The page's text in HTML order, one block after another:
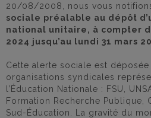
20/08/2008, nous vous
sociale préalable au dépôt
national unitaire, à compter
2024 jusqu’au lundi 31 mars
Cette alerte sociale est déposée
organisations syndicales
l’Éducation Nationale : FSU,
Formation Recherche Publique,
Sud-Éducation. La gravité du